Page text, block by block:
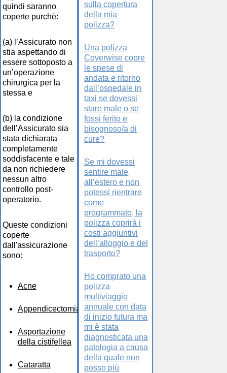
quindi saranno
coperte purchè:
(a) l’Assicurato non
stia aspettando di
essere sottoposto a
un’operazione
chirurgica per la
stessa e
(b) la condizione
dell’Assicurato sia
stata dichiarata
completamente
soddisfacente e tale
da non richiedere
nessun altro
controllo post-
operatorio.
Queste condizioni
coperte
dall'assicurazione
sono:
Acne
Appendicectomia
Asportazione
della cistifellea
Cataratta
sulla copertura
della mia
polizza?
Una polizza
Coverwise copre
le spese di
andata e ritorno
dall’ospedale in
taxi se dovessi
stare male o se
fossi ferito e
bisognoso/a di
cure?
Se mi dovessi
sentire male
all’estero e non
potessi rientrare
come
programmato, la
polizza coprirà i
costi aggiuntivi
dell’alloggio e del
trasporto?
Ho comprato una
polizza
multiviaggio
annuale con data
di inizio futura ma
mi è stata
diagnosticata una
patologia a causa
della quale non
posso più